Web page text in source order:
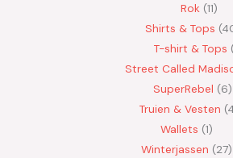
Rok 11
Shirts & Tops
T-shirt & Tops
Street Called
SuperRebel
6
Truien & Vesten
Wallets 1
Winterjassen
27